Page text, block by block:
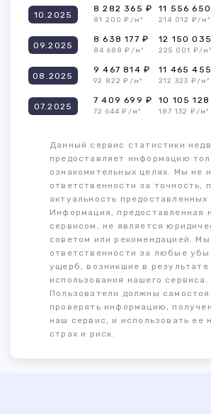
10.2025
8 282 365 ₽
81 200 ₽/м²
11 556
214 012 ₽/м²
09.2025
8 638 177 ₽
84 688 ₽/м²
12 150
225 001 ₽/м²
08.2025
9 467 814 ₽
92 822 ₽/м²
11 465
212 323 ₽/м²
07.2025
7 409 699 ₽
72 644 ₽/м²
10 105
187 132 ₽/м²
Данный сервис статистики
предоставляет информацию
ознакомительных целях. Мы не
ответственности за точность,
актуальность предоставленных
Информация, предоставленная
сервисом, не является
советом или рекомендацией.
ответственности за любые
ущерб, возникшие в результате
использования нашего сервиса.
Пользователи должны
проверять информацию,
наш сервис, и использовать ее
страх и риск.